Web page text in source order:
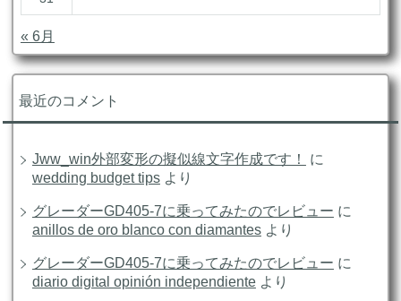
« 6月
最近のコメント
Jww_win外部変形の擬似線文字作成です！
に
wedding budget tipsより
グレーダーGD405-7に乗ってみたのでレビュー に
anillos de oro blanco con diamantesより
グレーダーGD405-7に乗ってみたのでレビュー に
diario digital opinión independienteより